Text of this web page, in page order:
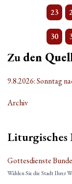
23
2
30
3
Zuden
9.8.2026: Sonntag
Archiv
Liturgisches
Gottesdienste
Wählen Sie die Stadt Ihrer